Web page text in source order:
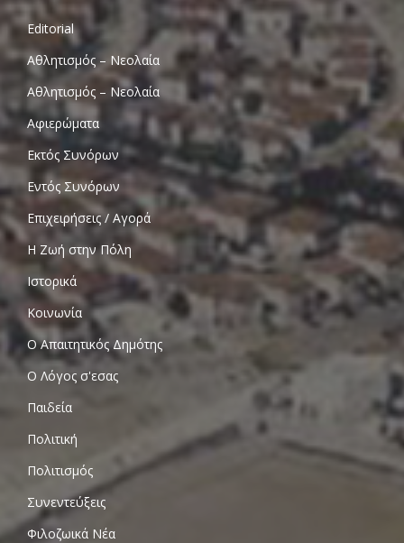
Editorial
Αθλητισμός – Νεολαία
Αθλητισμός – Νεολαία
Αφιερώματα
Εκτός Συνόρων
Εντός Συνόρων
Επιχειρήσεις / Αγορά
Η Ζωή στην Πόλη
Ιστορικά
Κοινωνία
Ο Απαιτητικός Δημότης
Ο Λόγος σ'εσας
Παιδεία
Πολιτική
Πολιτισμός
Συνεντεύξεις
Φιλοζωικά Νέα